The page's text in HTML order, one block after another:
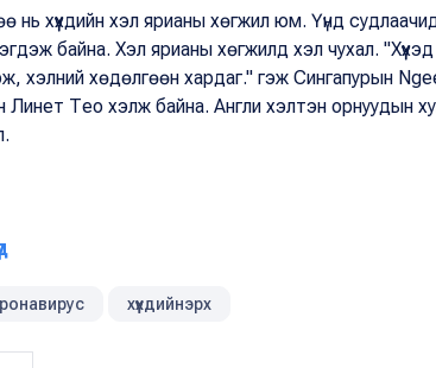
нь хүүхдийн хэл ярианы хөгжил юм. Үүнд
байна. Хэл ярианы хөгжилд хэл чухал.
хэлний хөдөлгөөн хардаг." гэж Сингапурын
Линет Тео хэлж байна. Англи хэлтэн орнуудын
хүүхдийнэрх